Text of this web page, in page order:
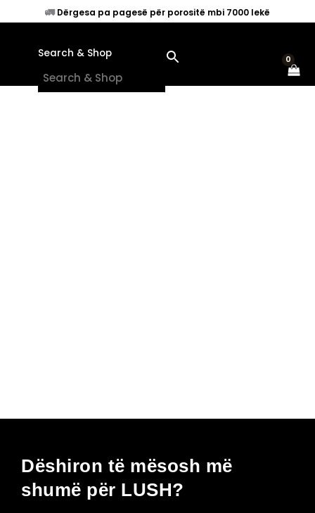
to
🚛Dërgesa pa pagesë për porositë mbi 7000 lekë
Search & Shop
Dëshiron të mësosh më
shumë për LUSH?